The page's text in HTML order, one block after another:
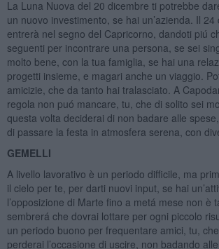
La Luna Nuova del 20 dicembre ti potrebbe
un nuovo investimento, se hai un’azienda. Il
entrerà nel segno del Capricorno, dandoti piú
seguenti per incontrare una persona, se sei
molto bene, con la tua famiglia, se hai una
progetti insieme, e magari anche un viaggio.
amicizie, che da tanto hai tralasciato. A
regola non puó mancare, tu, che di solito sei
questa volta deciderai di non badare alle
di passare la festa in atmosfera serena, con
GEMELLI
A livello lavorativo è un periodo difficile, ma
il cielo per te, per darti nuovi input, se hai
l’opposizione di Marte fino a metá mese non è
sembrerá che dovrai lottare per ogni piccolo
un periodo buono per frequentare amici, tu,
perderai l’occasione di uscire, non badando